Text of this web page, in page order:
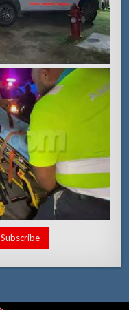
Subscribe